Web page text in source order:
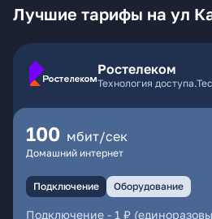
Лучшие тарифы на ул
Ростелеком
Технология
100 мбит/сек
Домашний интернет
Подключение Оборудование
Подключение - 1 ₽